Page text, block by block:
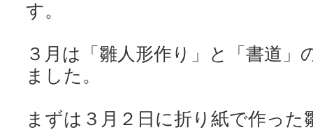
す。
３月は「雛人形作り」と「書道」
ました。
まずは３月２日に折り紙で作った